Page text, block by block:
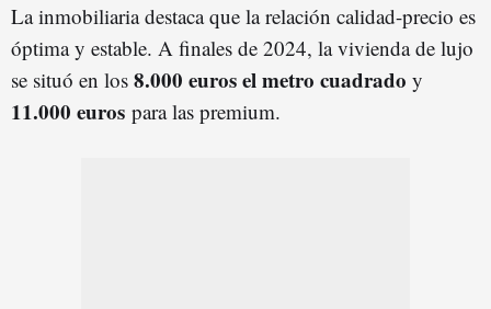
La inmobiliaria destaca que la relación calidad-precio es
óptima y estable. A finales de 2024, la vivienda de lujo
se situó en los 8.000 euros el metro cuadrado y
11.000 euros para las premium.